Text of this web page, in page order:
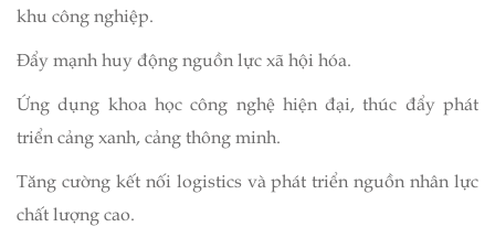
khu công nghiệp.
Đẩy mạnh huy động nguồn lực xã hội hóa.
Ứng dụng khoa học công nghệ hiện đại, thúc đẩy phát
triển cảng xanh, cảng thông minh.
Tăng cường kết nối logistics và phát triển nguồn nhân lực
chất lượng cao.